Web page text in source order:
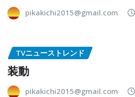
pikakichi2015@gmail.com
TVニューストレンド
装動
pikakichi2015@gmail.com